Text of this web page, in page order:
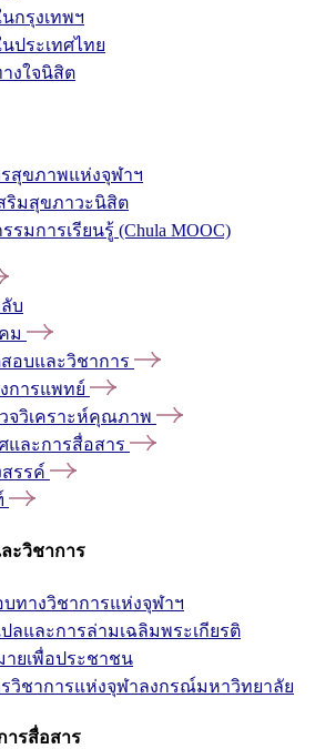
กรุงเทพฯ
ประเทศไทย
งใจนิสิต
สุขภาพแห่งจุฬาฯ
ริมสุขภาวะนิสิต
รมการเรียนรู้ (Chula MOOC)
บ
ม
อบและวิชาการ
การแพทย์
จวิเคราะห์คุณภาพ
และการสื่อสาร
รรค์
ะวิชาการ
ทางวิชาการแห่งจุฬาฯ
ลและการล่ามเฉลิมพระเกียรติ
ยเพื่อประชาชน
วิชาการแห่งจุฬาลงกรณ์มหาวิทยาลัย
ารสื่อสาร